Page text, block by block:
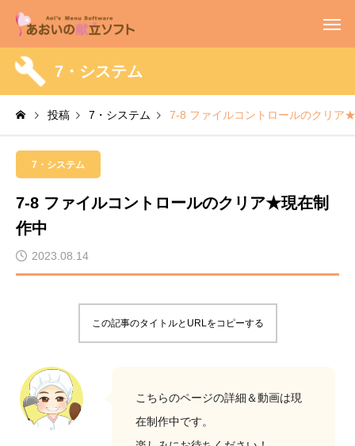
7・システム
投稿 7・システム 7-8 ファイルコントロールのクリア
7・システム
7-8 ファイルコントロールのクリア★現在制
作中
2023.08.14
この記事のタイトルとURLをコピーする
こちらのページの詳細＆動画は現
在制作中です。